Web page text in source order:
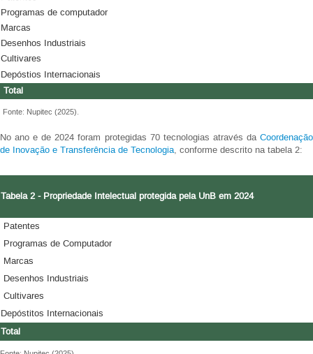
Programas de computador
Marcas
Desenhos Industriais
Cultivares
Depóstios Internacionais
Total
Fonte: Nupitec (2025).
No ano e de 2024 foram protegidas 70 tecnologias através da Coordenação
de Inovação e Transferência de Tecnologia, conforme descrito na tabela 2:
Tabela 2 - Propriedade Intelectual protegida pela UnB em 2024
Patentes
Programas de Computador
Marcas
Desenhos Industriais
Cultivares
Depóstitos Internacionais
Total